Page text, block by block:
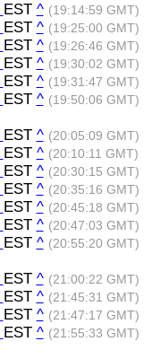
EST ^ (19:14:59 GMT)
EST ^ (19:25:00 GMT)
EST ^ (19:26:46 GMT)
EST ^ (19:30:02 GMT)
EST ^ (19:31:47 GMT)
EST ^ (19:50:06 GMT)
EST ^ (20:05:09 GMT)
EST ^ (20:10:11 GMT)
EST ^ (20:30:15 GMT)
EST ^ (20:35:16 GMT)
EST ^ (20:45:18 GMT)
EST ^ (20:47:03 GMT)
EST ^ (20:55:20 GMT)
EST ^ (21:00:22 GMT)
EST ^ (21:45:31 GMT)
EST ^ (21:47:17 GMT)
EST ^ (21:55:33 GMT)